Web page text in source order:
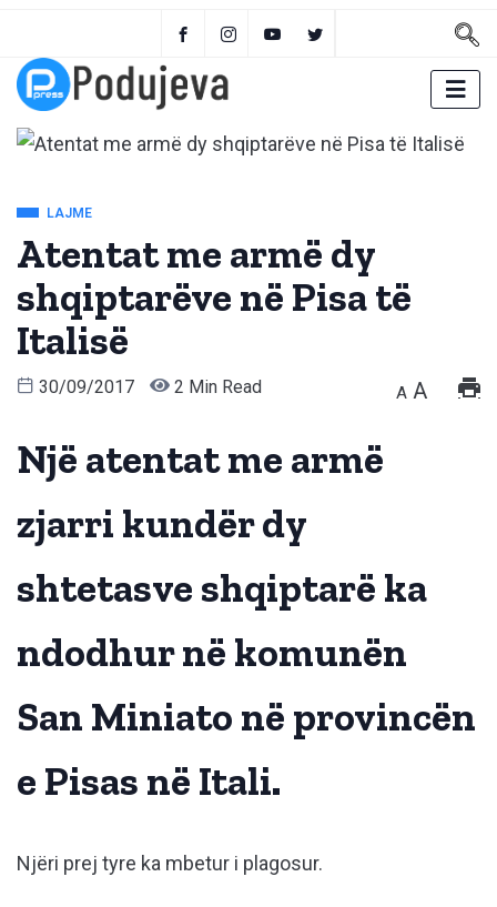
LAJME
Atentat me armë dy
shqiptarëve në Pisa të
Italisë
30/09/2017 2 Min Read A A
Një atentat me armë
zjarri kundër dy
shtetasve shqiptarë ka
ndodhur në komunën
San Miniato në provincën
e Pisas në Itali.
Njëri prej tyre ka mbetur i plagosur.